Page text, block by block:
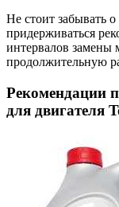
Не стоит забывать
придерживаться
интервалов замены
продолжительную
Рекомендации
для двигателя